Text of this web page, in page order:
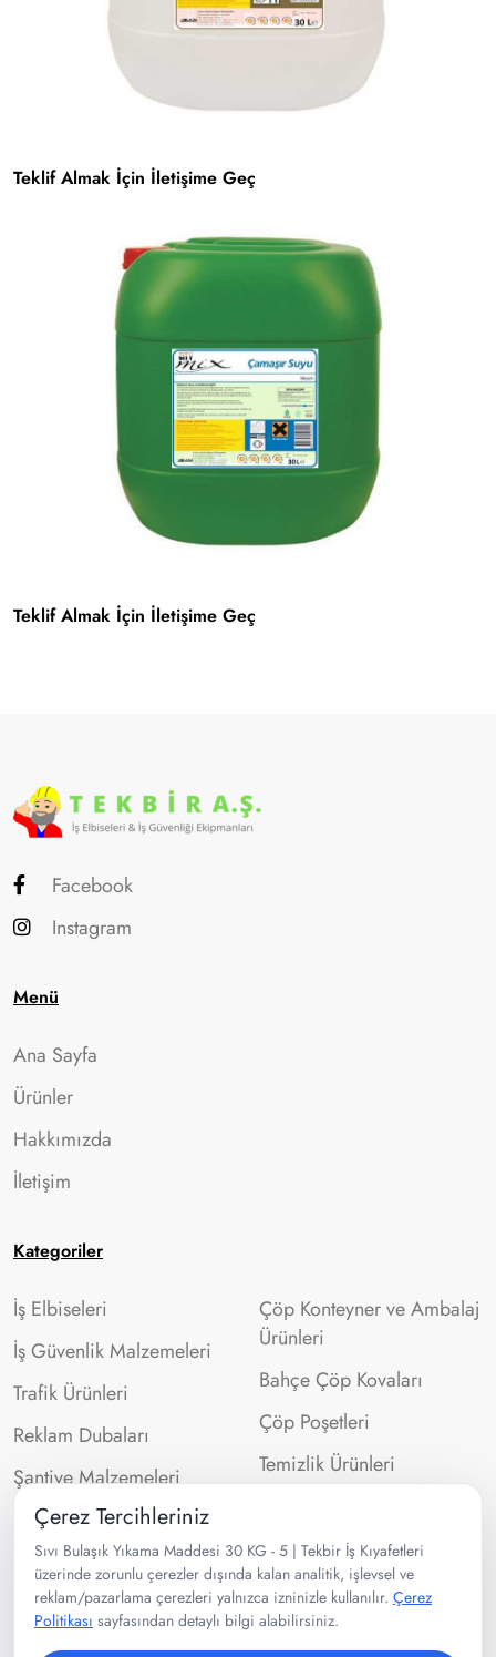
Teklif Almak İçin İletişime Geç
Teklif Almak İçin İletişime Geç
Facebook
Instagram
Menü
Ana Sayfa
Ürünler
Hakkımızda
İletişim
Kategoriler
İş Elbiseleri
İş Güvenlik Malzemeleri
Trafik Ürünleri
Reklam Dubaları
Şantiye Malzemeleri
Çöp Konteyner ve Ambalaj
Ürünleri
Bahçe Çöp Kovaları
Çöp Poşetleri
Temizlik Ürünleri
İletişim Bilgileri
0532 302 99 43
Velibaba Mah Ankara Cad. No:95
Çerez Tercihleriniz
Sıvı Bulaşık Yıkama Maddesi 30 KG - 5 | Tekbir İş Kıyafetleri
üzerinde zorunlu çerezler dışında kalan analitik, işlevsel ve
reklam/pazarlama çerezleri yalnızca izninizle kullanılır. Çerez
Politikası sayfasından detaylı bilgi alabilirsiniz.